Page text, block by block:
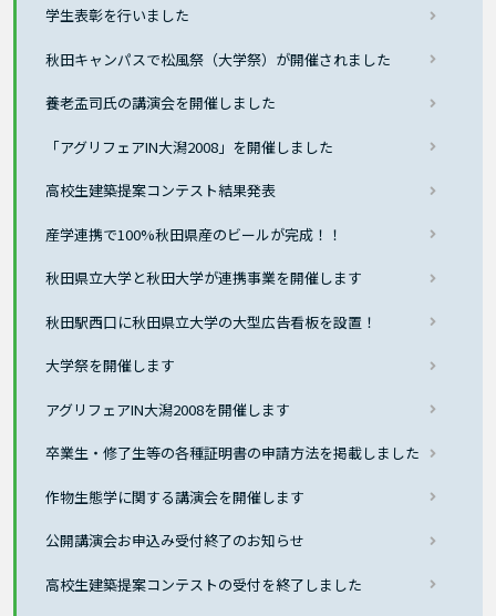
学生表彰を行いました
秋田キャンパスで松風祭（大学祭）が開催されました
養老孟司氏の講演会を開催しました
「アグリフェアIN大潟2008」を開催しました
高校生建築提案コンテスト結果発表
産学連携で100%秋田県産のビールが完成！！
秋田県立大学と秋田大学が連携事業を開催します
秋田駅西口に秋田県立大学の大型広告看板を設置！
大学祭を開催します
アグリフェアIN大潟2008を開催します
卒業生・修了生等の各種証明書の申請方法を掲載しました
作物生態学に関する講演会を開催します
公開講演会お申込み受付終了のお知らせ
高校生建築提案コンテストの受付を終了しました